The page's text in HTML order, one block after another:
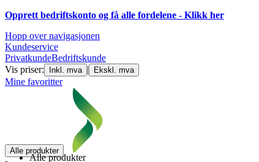
Opprett bedriftskonto og få alle fordelene - Klikk her
Hopp over navigasjonen
Kundeservice
PrivatkundeBedriftskunde
Vis priser:
Inkl. mva | Ekskl. mva
Mine favoritter
Alle produkter
Alle produkter